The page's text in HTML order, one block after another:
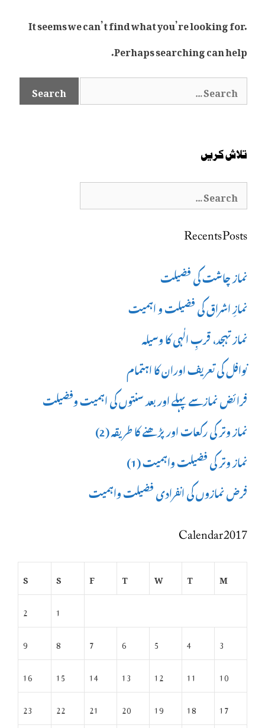
It seems we can’t find what you’re looking for.
Perhaps searching can help.
Search
تلاش کریں
Search
Recents Posts
نماز چاشت کی فضیلت
نمازِ اشراق کی فضیلت و اہمیت
نماز تہجد، قربِ الٰہی کا وسیلہ
نوافل کی تعریف اوران کا اہتمام
فرائض نمازسے پہلے اور بعد سنتوں کی اہمیت وفضیلت
نماز وتر کی رکعات اور پڑھنے کا طریقہ (2)
نماز وتر کی فضیلت واہمیت (1)
فرض نمازوں کی انفرادی فضیلت واہمیت
Calendar 2017
M
T
W
T
F
S
S
1
2
3
4
5
6
7
8
9
10
11
12
13
14
15
16
17
18
19
20
21
22
23